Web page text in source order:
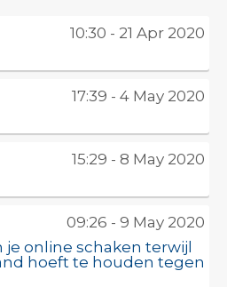
10:30 - 21 Apr 2020
17:39 - 4 May 2020
15:29 - 8 May 2020
09:26 - 9 May 2020
je online schaken terwijl
hoeft te houden tegen